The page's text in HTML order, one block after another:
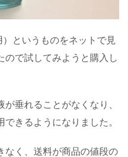
というものをネットで見
ので試してみようと購入し
垂れることがなくなり、
きるようになりました。
なく、送料が商品の値段の